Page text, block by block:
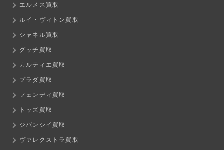
エルメス買取
ルイ・ヴィトン買取
シャネル買取
グッチ買取
カルティエ買取
プラダ買取
フェンディ買取
トッズ買取
ジバンシイ買取
ヴァレクストラ買取